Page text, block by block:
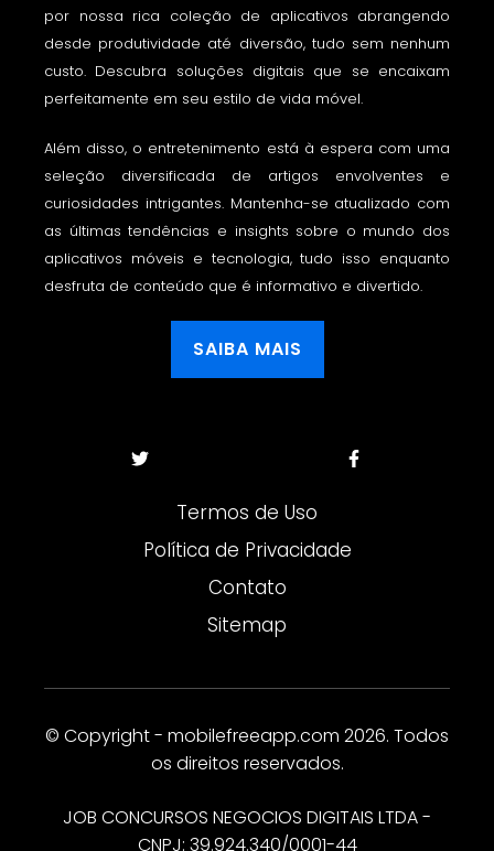
por nossa rica coleção de aplicativos abrangendo
desde produtividade até diversão, tudo sem nenhum
custo. Descubra soluções digitais que se encaixam
perfeitamente em seu estilo de vida móvel.
Além disso, o entretenimento está à espera com uma
seleção diversificada de artigos envolventes e
curiosidades intrigantes. Mantenha-se atualizado com
as últimas tendências e insights sobre o mundo dos
aplicativos móveis e tecnologia, tudo isso enquanto
desfruta de conteúdo que é informativo e divertido.
SAIBA MAIS
Termos de Uso
Política de Privacidade
Contato
Sitemap
© Copyright - mobilefreeapp.com 2026. Todos
os direitos reservados.
JOB CONCURSOS NEGOCIOS DIGITAIS LTDA -
CNPJ: 39.924.340/0001-44